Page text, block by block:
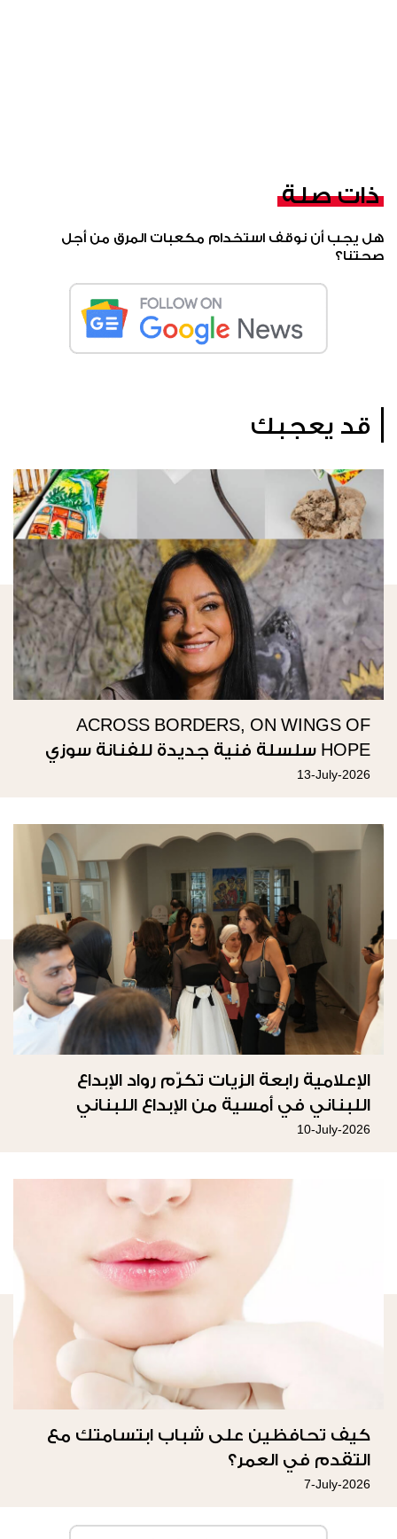
ذات صلة
هل يجب أن نوقف استخدام مكعبات المرق من أجل
صحتنا؟
قد يعجبك
ACROSS BORDERS, ON WINGS OF
HOPE سلسلة فنية جديدة للفنانة سوزي
ناصيف
13-July-2026
الإعلامية رابعة الزيات تكرّم رواد الإبداع
اللبناني في أمسية من الإبداع اللبناني
10-July-2026
كيف تحافظين على شباب ابتسامتك مع
التقدم في العمر؟
7-July-2026